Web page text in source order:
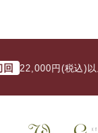
円(税込)以上で